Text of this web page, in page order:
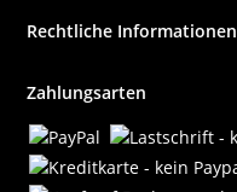
Rechtliche Informationen
Zahlungsarten